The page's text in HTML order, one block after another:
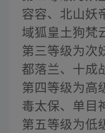
容容、北山妖
域狐皇土狗梵
第三等级为次
都落兰、十成
第四等级为高
毒太保、单目
第五等级为低